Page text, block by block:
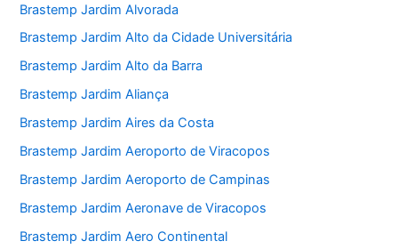
Brastemp Jardim Alvorada
Brastemp Jardim Alto da Cidade Universitária
Brastemp Jardim Alto da Barra
Brastemp Jardim Aliança
Brastemp Jardim Aires da Costa
Brastemp Jardim Aeroporto de Viracopos
Brastemp Jardim Aeroporto de Campinas
Brastemp Jardim Aeronave de Viracopos
Brastemp Jardim Aero Continental